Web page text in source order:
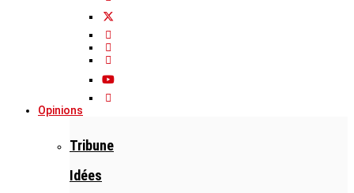
Opinions
Tribune
Idées